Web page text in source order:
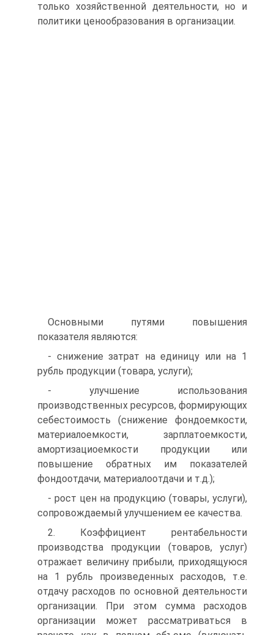
только хозяйственной деятельности, но и
политики ценообразования в организации.
Основными путями повышения
показателя являются:
- снижение затрат на единицу или на 1
рубль продукции (товара, услуги);
- улучшение использования
производственных ресурсов, формирующих
себестоимость (снижение фондоемкости,
материалоемкости, зарплатоемкости,
амортизациоемкости продукции или
повышение обратных им показателей
фондоотдачи, материалоотдачи и т.д.);
- рост цен на продукцию (товары, услуги),
сопровождаемый улучшением ее качества.
2. Коэффициент рентабельности
производства продукции (товаров, услуг)
отражает величину прибыли, приходящуюся
на 1 рубль произведенных расходов, т.е.
отдачу расходов по основной деятельности
организации. При этом сумма расходов
организации может рассматриваться в